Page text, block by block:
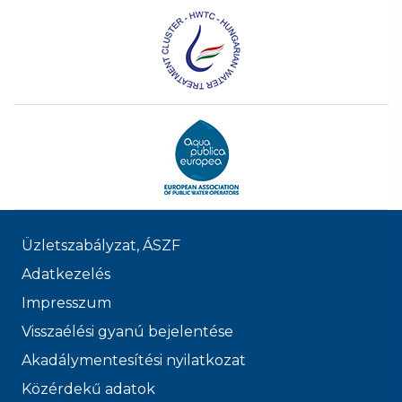
Üzletszabályzat, ÁSZF
Adatkezelés
Impresszum
Visszaélési gyanú bejelentése
Akadálymentesítési nyilatkozat
Közérdekű adatok